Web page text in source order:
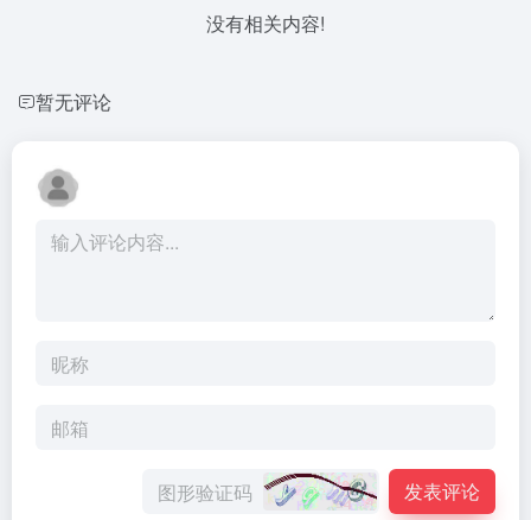
没有相关内容!
暂无评论
发表评论